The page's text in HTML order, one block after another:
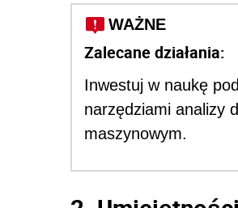
WAŻNE
Zalecane działania:
Inwestuj w naukę
narzędziami analizy
maszynowym.